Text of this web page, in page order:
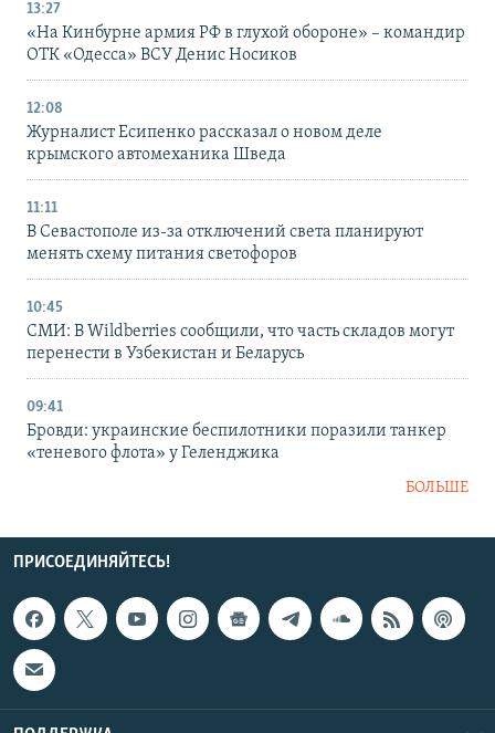
13:27
«На Кинбурне армия РФ в глухой обороне» – командир
ОТК «Одесса» ВСУ Денис Носиков
12:08
Журналист Есипенко рассказал о новом деле
крымского автомеханика Шведа
11:11
В Севастополе из-за отключений света планируют
менять схему питания светофоров
10:45
СМИ: В Wildberries сообщили, что часть складов могут
перенести в Узбекистан и Беларусь
09:41
Бровди: украинские беспилотники поразили танкер
«теневого флота» у Геленджика
БОЛЬШЕ
ПРИСОЕДИНЯЙТЕСЬ!